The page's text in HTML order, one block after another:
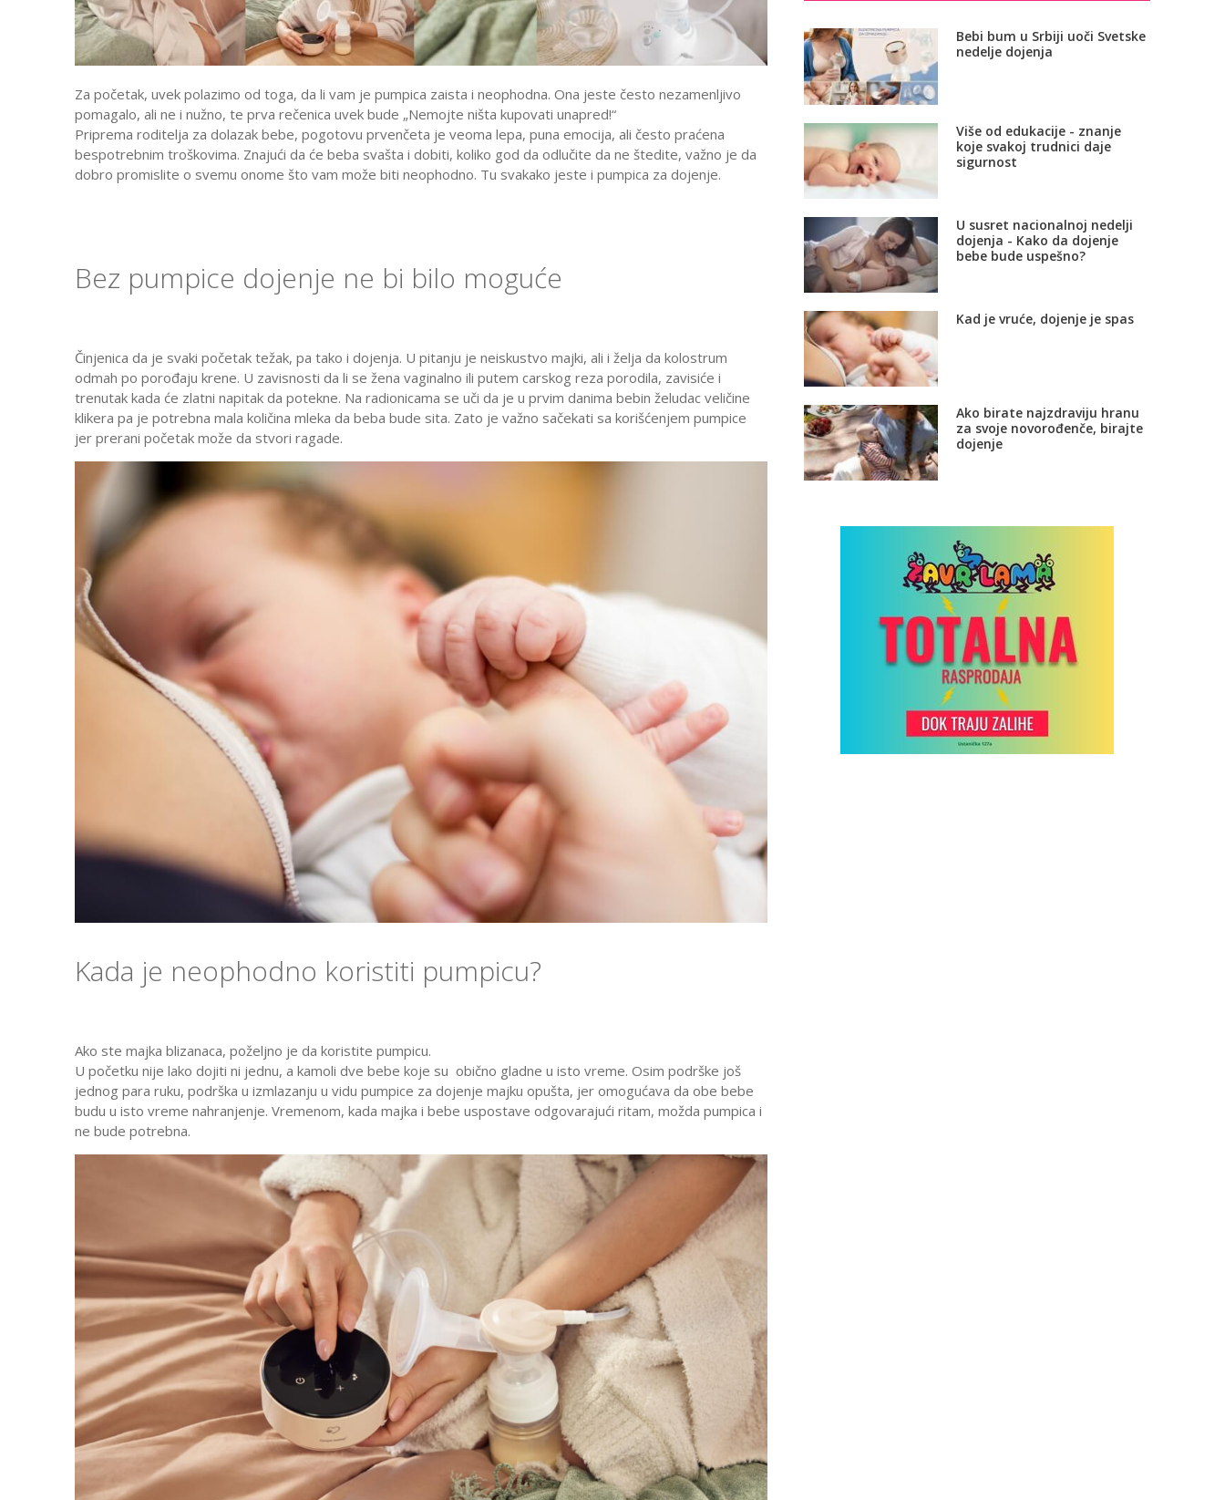
Za početak, uvek polazimo od toga, da li vam je pumpica zaista i neophodna. Ona jeste često nezamenljivo
pomagalo, ali ne i nužno, te prva rečenica uvek bude „Nemojte ništa kupovati unapred!“
Priprema roditelja za dolazak bebe, pogotovu prvenčeta je veoma lepa, puna emocija, ali često praćena
bespotrebnim troškovima. Znajući da će beba svašta i dobiti, koliko god da odlučite da ne štedite, važno je da
dobro promislite o svemu onome što vam može biti neophodno. Tu svakako jeste i pumpica za dojenje.
Bez pumpice dojenje ne bi bilo moguće
Činjenica da je svaki početak težak, pa tako i dojenja. U pitanju je neiskustvo majki, ali i želja da kolostrum
odmah po porođaju krene. U zavisnosti da li se žena vaginalno ili putem carskog reza porodila, zavisiće i
trenutak kada će zlatni napitak da potekne. Na radionicama se uči da je u prvim danima bebin želudac veličine
klikera pa je potrebna mala količina mleka da beba bude sita. Zato je važno sačekati sa korišćenjem pumpice
jer prerani početak može da stvori ragade.
Kada je neophodno koristiti pumpicu?
Ako ste majka blizanaca, poželjno je da koristite pumpicu.
U početku nije lako dojiti ni jednu, a kamoli dve bebe koje su obično gladne u isto vreme. Osim podrške još
jednog para ruku, podrška u izmlazanju u vidu pumpice za dojenje majku opušta, jer omogućava da obe bebe
budu u isto vreme nahranjenje. Vremenom, kada majka i bebe uspostave odgovarajući ritam, možda pumpica i
ne bude potrebna.
Bebi bum u Srbiji uoči Svetske
nedelje dojenja
Više od edukacije - znanje
koje svakoj trudnici daje
sigurnost
U susret nacionalnoj nedelji
dojenja - Kako da dojenje
bebe bude uspešno?
Kad je vruće, dojenje je spas
Ako birate najzdraviju hranu
za svoje novorođenče, birajte
dojenje